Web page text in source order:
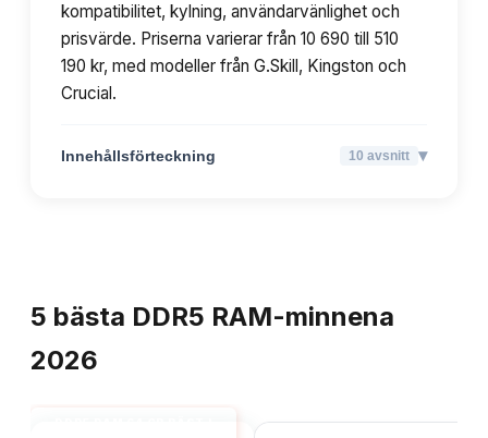
kompatibilitet, kylning, användarvänlighet och
prisvärde. Priserna varierar från 10 690 till 510
190 kr, med modeller från G.Skill, Kingston och
Crucial.
Innehållsförteckning 10 avsnitt ▾
5 bästa DDR5 RAM-minnena
2026